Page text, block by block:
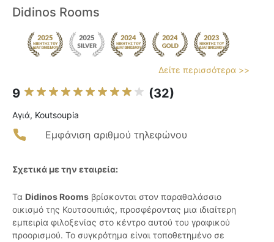
Didinos Rooms
Δείτε περισσότερα >>
9 (32)
Αγιά, Koutsoupia
Εμφάνιση αριθμού τηλεφώνου
Σχετικά με την εταιρεία:
Τα Didinos Rooms βρίσκονται στον παραθαλάσσιο
οικισμό της Κουτσουπιάς, προσφέροντας μια ιδιαίτερη
εμπειρία φιλοξενίας στο κέντρο αυτού του γραφικού
προορισμού. Το συγκρότημα είναι τοποθετημένο σε